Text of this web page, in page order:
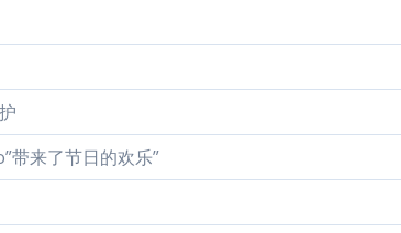
带来了节日的欢乐”